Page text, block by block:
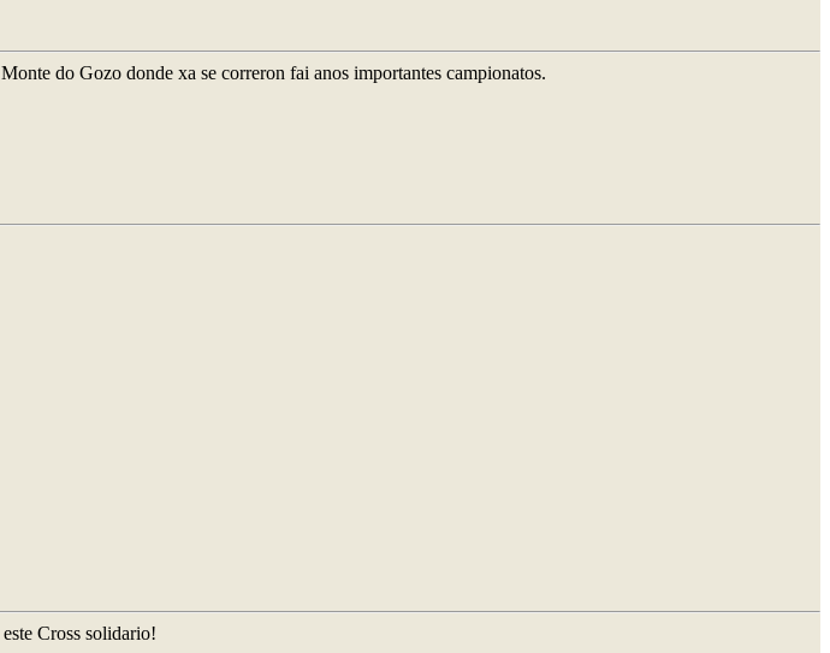
do Gozo donde xa se correron fai anos importantes campionatos.
Cross solidario!